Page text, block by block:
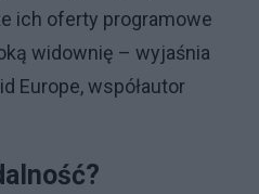
ich oferty programowe
widownię – wyjaśnia
Europe, współautor